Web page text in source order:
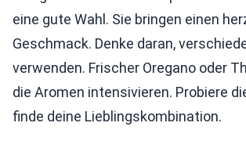
eine gute Wahl. Sie bringen einen
Geschmack. Denke daran,
verwenden. Frischer Oregano oder
die Aromen intensivieren. Probiere
finde deine Lieblingskombination.